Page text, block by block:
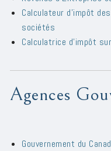
Calculateur d’impôt
sociétés
Calculatrice d’impôt
Agences
Gouvernement du